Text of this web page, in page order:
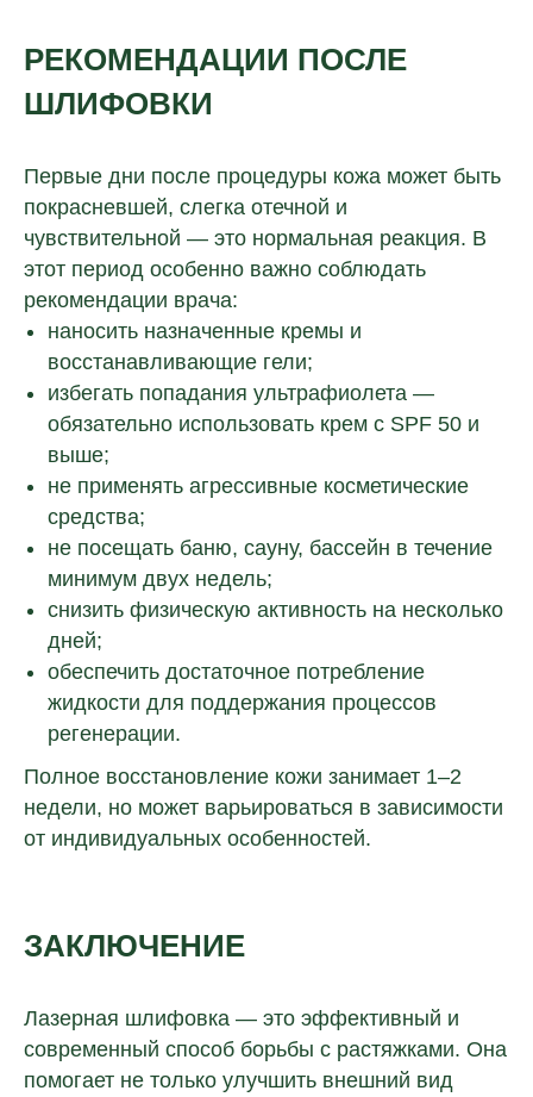
РЕКОМЕНДАЦИИ ПОСЛЕ
ШЛИФОВКИ
Первые дни после процедуры кожа может быть
покрасневшей, слегка отечной и
чувствительной — это нормальная реакция. В
этот период особенно важно соблюдать
рекомендации врача:
наносить назначенные кремы и
восстанавливающие гели;
избегать попадания ультрафиолета —
обязательно использовать крем с SPF 50 и
выше;
не применять агрессивные косметические
средства;
не посещать баню, сауну, бассейн в течение
минимум двух недель;
снизить физическую активность на несколько
дней;
обеспечить достаточное потребление
жидкости для поддержания процессов
регенерации.
Полное восстановление кожи занимает 1–2
недели, но может варьироваться в зависимости
от индивидуальных особенностей.
ЗАКЛЮЧЕНИЕ
Лазерная шлифовка — это эффективный и
современный способ борьбы с растяжками. Она
помогает не только улучшить внешний вид